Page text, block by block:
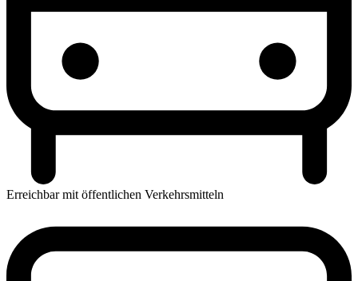
Erreichbar mit öffentlichen Verkehrsmitteln